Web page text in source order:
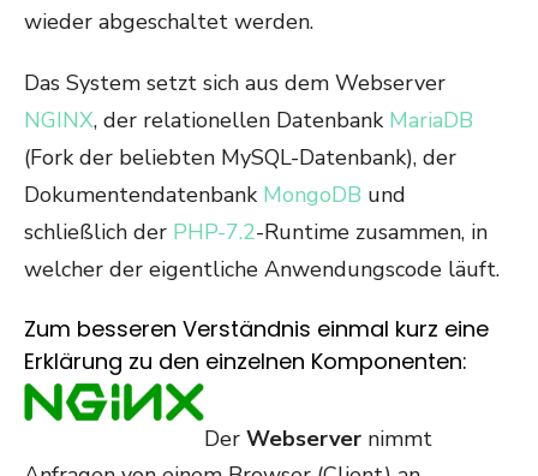
wieder abgeschaltet werden.
Das System setzt sich aus dem Webserver
NGINX, der relationellen Datenbank MariaDB
(Fork der beliebten MySQL-Datenbank), der
Dokumentendatenbank MongoDB und
schließlich der PHP-7.2-Runtime zusammen, in
welcher der eigentliche Anwendungscode läuft.
Zum besseren Verständnis einmal kurz eine
Erklärung zu den einzelnen Komponenten:
Der Webserver nimmt